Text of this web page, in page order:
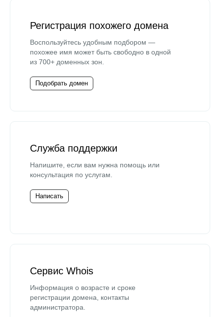
Регистрация похожего домена
Воспользуйтесь удобным подбором —
похожее имя может быть свободно в одной
из 700+ доменных зон.
Подобрать домен
Служба поддержки
Напишите, если вам нужна помощь или
консультация по услугам.
Написать
Сервис Whois
Информация о возрасте и сроке
регистрации домена, контакты
администратора.